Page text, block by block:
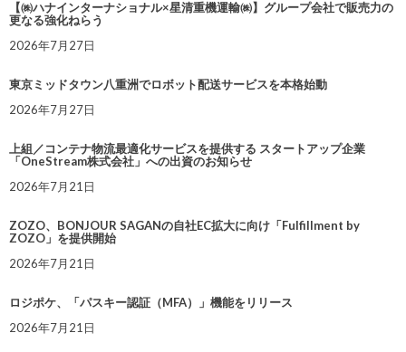
【㈱ハナインターナショナル×星清重機運輸㈱】グループ会社で販売力の
更なる強化ねらう
2026年7月27日
東京ミッドタウン八重洲でロボット配送サービスを本格始動
2026年7月27日
上組／コンテナ物流最適化サービスを提供する スタートアップ企業
「OneStream株式会社」への出資のお知らせ
2026年7月21日
ZOZO、BONJOUR SAGANの自社EC拡大に向け「Fulfillment by
ZOZO」を提供開始
2026年7月21日
ロジポケ、「パスキー認証（MFA）」機能をリリース
2026年7月21日